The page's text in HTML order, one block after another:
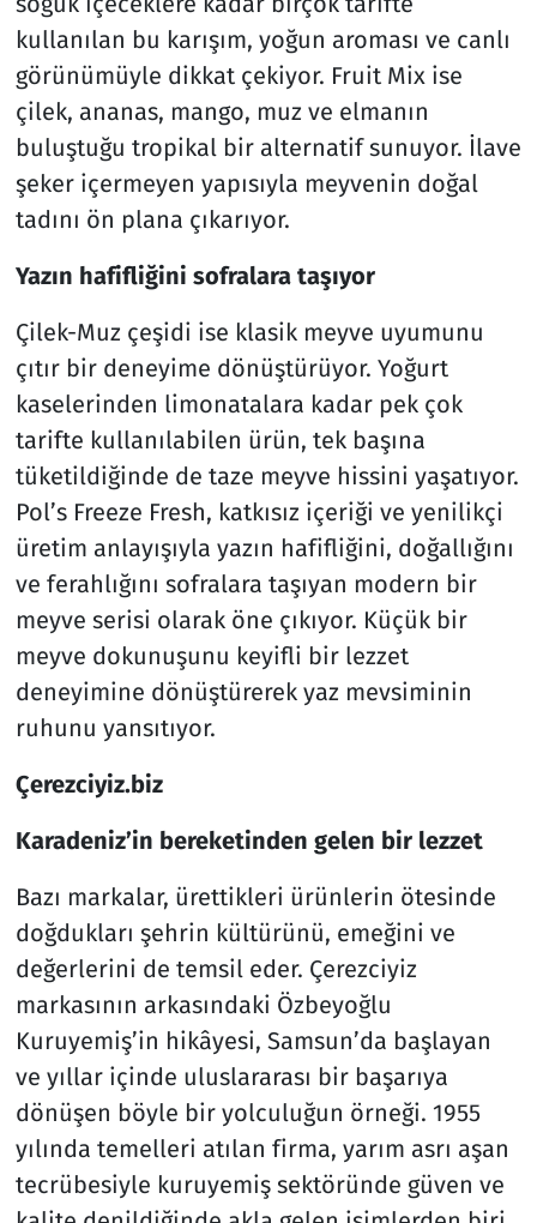
kullanılan bu karışım, yoğun aroması ve canlı
görünümüyle dikkat çekiyor. Fruit Mix ise
çilek, ananas, mango, muz ve elmanın
buluştuğu tropikal bir alternatif sunuyor. İlave
şeker içermeyen yapısıyla meyvenin doğal
tadını ön plana çıkarıyor.
Yazın hafifliğini sofralara taşıyor
Çilek-Muz çeşidi ise klasik meyve uyumunu
çıtır bir deneyime dönüştürüyor. Yoğurt
kaselerinden limonatalara kadar pek çok
tarifte kullanılabilen ürün, tek başına
tüketildiğinde de taze meyve hissini yaşatıyor.
Pol’s Freeze Fresh, katkısız içeriği ve yenilikçi
üretim anlayışıyla yazın hafifliğini, doğallığını
ve ferahlığını sofralara taşıyan modern bir
meyve serisi olarak öne çıkıyor. Küçük bir
meyve dokunuşunu keyifli bir lezzet
deneyimine dönüştürerek yaz mevsiminin
ruhunu yansıtıyor.
Çerezciyiz.biz
Karadeniz’in bereketinden gelen bir lezzet
Bazı markalar, ürettikleri ürünlerin ötesinde
doğdukları şehrin kültürünü, emeğini ve
değerlerini de temsil eder. Çerezciyiz
markasının arkasındaki Özbeyoğlu
Kuruyemiş’in hikâyesi, Samsun’da başlayan
ve yıllar içinde uluslararası bir başarıya
dönüşen böyle bir yolculuğun örneği. 1955
yılında temelleri atılan firma, yarım asrı aşan
tecrübesiyle kuruyemiş sektöründe güven ve